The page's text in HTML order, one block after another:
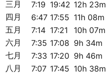
三月 7:19 19:42 12h 23m
四月
6:47 17:55 11h 08m
五月
7:14 17:21
10h 07m
六月
7:35 17:08 9h 34m
七月
7:33 17:20 9h 46m
八月
7:07 17:45 10h 38m